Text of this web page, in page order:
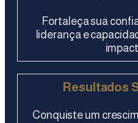
Fortaleça sua
liderança e
Resultados
Conquiste um